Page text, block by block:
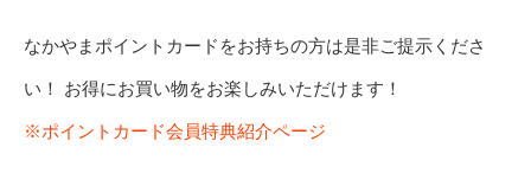
なかやまポイントカードをお持ちの方は是非ご提示くださ
い！ お得にお買い物をお楽しみいただけます！
※ポイントカード会員特典紹介ページ